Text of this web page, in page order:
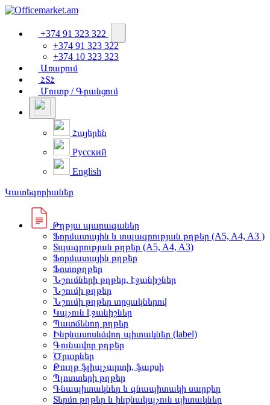
+374 91 323 322
+374 91 323 322
+374 10 323 323
Առաքում
ՀՏՀ
Մուտք / Գրանցում
Հայերեն
Русский
English
Կատեգորիաներ
Թղթյա պարագաներ
Ֆորմատային և տպագրության թղթեր (A5, A4, A3 )
Տպագրության թղթեր (A5, A4, A3)
Ֆորմատային թղթեր
Ֆոտոթղթեր
Նշումների թղթեր, էջանիշներ
Նշումի թղթեր
Նշումի թղթեր տրցակներով
Կպչուն էջանիշներ
Պատճենող թղթեր
Ինքնասոսնձվող պիտակներ (label)
Գունավոր թղթեր
Ծրարներ
Թուղթ ֆլիպչարտի, ֆաքսի
Պլոտտերի թղթեր
Գնապիտակներ և գնապիտակի սարքեր
Տերմո թղթեր և ինքնակպչուն պիտակներ